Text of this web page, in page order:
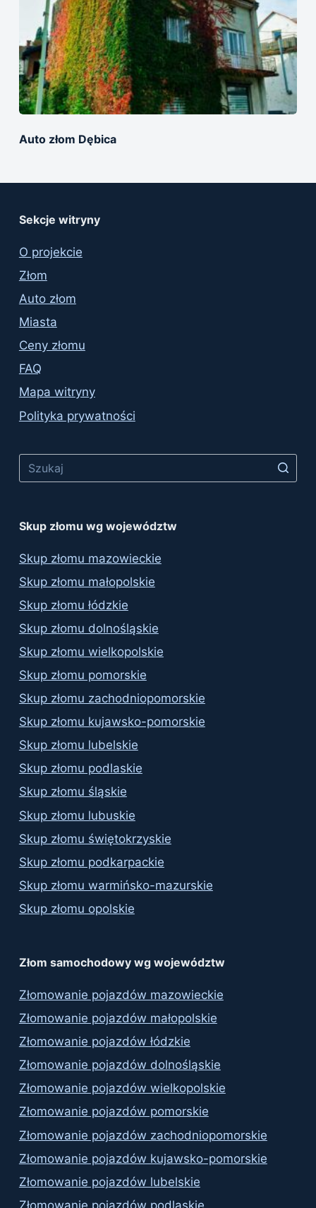
Auto złom Dębica
Sekcje witryny
O projekcie
Złom
Auto złom
Miasta
Ceny złomu
FAQ
Mapa witryny
Polityka prywatności
Skup złomu wg województw
Skup złomu mazowieckie
Skup złomu małopolskie
Skup złomu łódzkie
Skup złomu dolnośląskie
Skup złomu wielkopolskie
Skup złomu pomorskie
Skup złomu zachodniopomorskie
Skup złomu kujawsko-pomorskie
Skup złomu lubelskie
Skup złomu podlaskie
Skup złomu śląskie
Skup złomu lubuskie
Skup złomu świętokrzyskie
Skup złomu podkarpackie
Skup złomu warmińsko-mazurskie
Skup złomu opolskie
Złom samochodowy wg województw
Złomowanie pojazdów mazowieckie
Złomowanie pojazdów małopolskie
Złomowanie pojazdów łódzkie
Złomowanie pojazdów dolnośląskie
Złomowanie pojazdów wielkopolskie
Złomowanie pojazdów pomorskie
Złomowanie pojazdów zachodniopomorskie
Złomowanie pojazdów kujawsko-pomorskie
Złomowanie pojazdów lubelskie
Złomowanie pojazdów podlaskie